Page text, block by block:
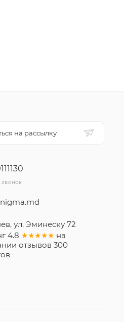
на рассылку
звонок
ул. Эминеску 72
4.8 ★★★★★ на
отзывов 300